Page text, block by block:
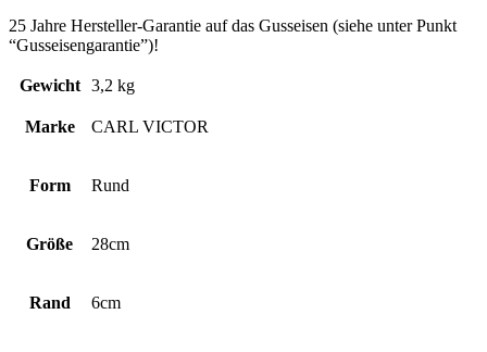
25 Jahre Hersteller-Garantie auf das Gusseisen (siehe unter Punkt
“Gusseisengarantie”)!
Gewicht 3,2 kg
Marke CARL VICTOR
Form Rund
Größe 28cm
Rand 6cm